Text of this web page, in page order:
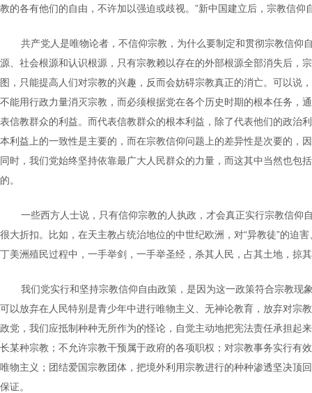
教的各有他们的自由，不许加以强迫或歧视。”新中国建立后，宗教信
共产党人是唯物论者，不信仰宗教，为什么要制定和贯彻宗教信
源、社会根源和认识根源，只有宗教赖以存在的外部根源全部消失后，
图，只能提高人们对宗教的兴趣，反而会妨碍宗教真正的消亡。可以
不能用行政力量消灭宗教，而必须根据党在各个历史时期的根本任务，
表信教群众的利益。而代表信教群众的根本利益，除了代表他们的政治
本利益上的一致性是主要的，而在宗教信仰问题上的差异性是次要的，
同时，我们党始终坚持依靠最广大人民群众的力量，而这其中当然也
的。
一些西方人士说，只有信仰宗教的人执政，才会真正实行宗教信
很大折扣。比如，在天主教占统治地位的中世纪欧洲，对“异教徒”的迫
丁美洲殖民过程中，一手举剑，一手举圣经，杀其人民，占其土地，掠
我们党实行和坚持宗教信仰自由政策，是因为这一政策符合宗教
可以放弃在人民特别是青少年中进行唯物主义、无神论教育，放弃对宗
政党，我们应抵制种种无所作为的怪论，自觉主动地把宪法责任承担起
长某种宗教；不允许宗教干预属于政府的各项职权；对宗教事务实行有
唯物主义；团结爱国宗教团体，把境外利用宗教进行的种种渗透坚决顶
保证。